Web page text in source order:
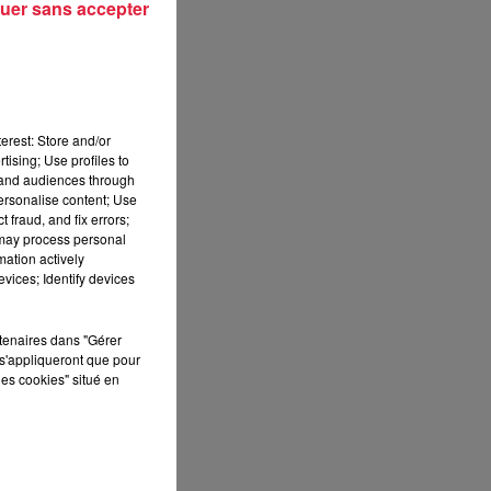
Store and/or
Use profiles to
audiences through
content; Use
fraud, and fix errors;
process personal
actively
Identify devices
dans "Gérer
que pour
cookies" situé en
sans accepter